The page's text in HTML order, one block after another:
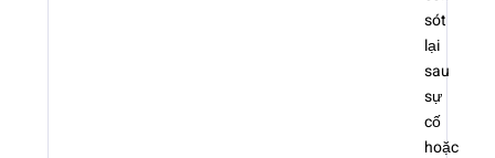
sót
lại
sau
sự
cố
hoặc